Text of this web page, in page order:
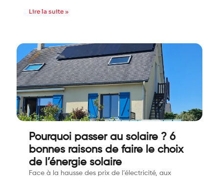
Lire la suite »
Pourquoi passer au solaire ? 6
bonnes raisons de faire le choix
de l’énergie solaire
Face à la hausse des prix de l’électricité, aux